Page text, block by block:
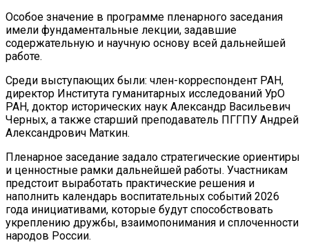
Особое значение в программе пленарного заседания
имели фундаментальные лекции, задавшие
содержательную и научную основу всей дальнейшей
работе.
Среди выступающих были: член-корреспондент РАН,
директор Института гуманитарных исследований УрО
РАН, доктор исторических наук Александр Васильевич
Черных, а также старший преподаватель ПГГПУ Андрей
Александрович Маткин.
Пленарное заседание задало стратегические ориентиры
и ценностные рамки дальнейшей работы. Участникам
предстоит выработать практические решения и
наполнить календарь воспитательных событий 2026
года инициативами, которые будут способствовать
укреплению дружбы, взаимопонимания и сплоченности
народов России.